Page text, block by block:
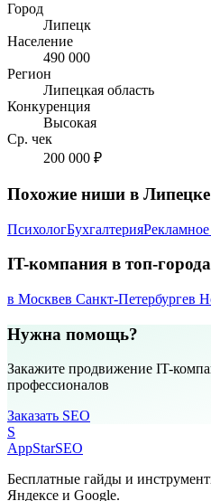
Город
Липецк
Население
490 000
Регион
Липецкая область
Конкуренция
Высокая
Ср. чек
200 000 ₽
Похожие ниши в Липецке
ПсихологБухгалтерияРекламное
IT-компания в топ-
в Москвев Санкт-Петербургев
Нужна помощь?
Закажите продвижение IT-
профессионалов
Заказать SEO
S
AppStarSEO
Бесплатные гайды и
Яндексе и Google.